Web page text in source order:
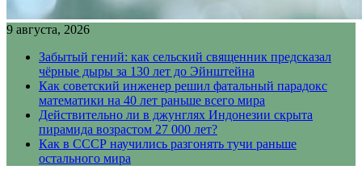
9 августа, 2026
Забытый гений: как сельский священник предсказал
чёрные дыры за 130 лет до Эйнштейна
Как советский инженер решил фатальный парадокс
математики на 40 лет раньше всего мира
Действительно ли в джунглях Индонезии скрыта
пирамида возрастом 27 000 лет?
Как в СССР научились разгонять тучи раньше
остального мира